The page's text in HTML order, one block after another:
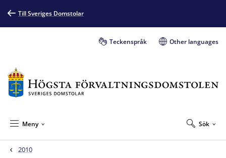
Till Sveriges Domstolar
Teckenspråk Other languages
Sök
Meny
2010